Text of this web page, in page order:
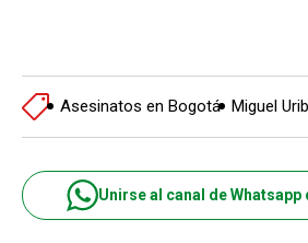
Asesinatos en Bogotá Miguel
Unirse al canal de Whatsapp